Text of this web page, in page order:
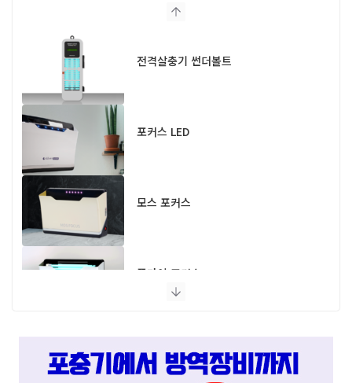
전격살충기 썬더볼트
포커스 LED
모스 포커스
플라이 포커스